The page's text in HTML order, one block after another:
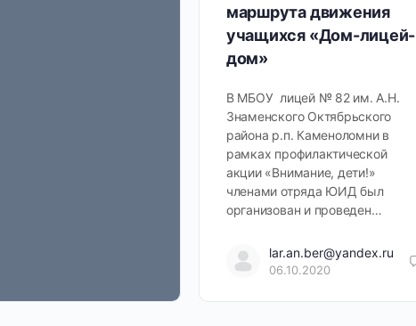
маршрута движения
учащихся «Дом-лицей-
дом»
В МБОУ лицей № 82 им. А.Н.
Знаменского Октябрьского
района р.п. Каменоломни в
рамках профилактической
акции «Внимание, дети!»
членами отряда ЮИД был
организован и проведен…
lar.an.ber@yandex.ru
06.10.2020